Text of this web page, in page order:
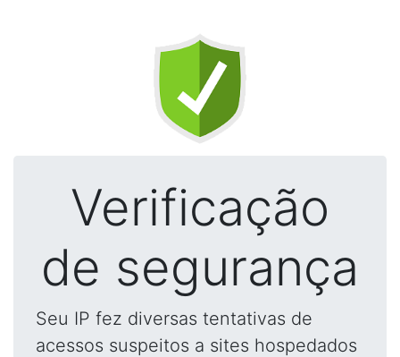
Verificação
de segurança
Seu IP fez diversas tentativas de
acessos suspeitos a sites hospedados